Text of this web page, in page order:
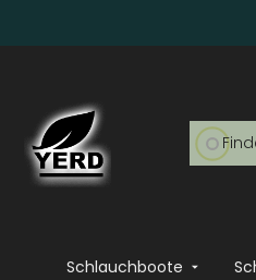
Schlauchboote